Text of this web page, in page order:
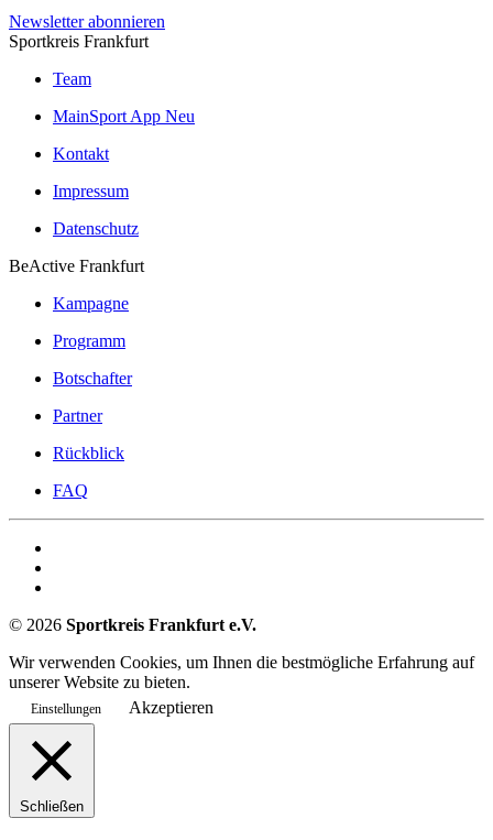
Newsletter abonnieren
Sportkreis Frankfurt
Team
MainSport App Neu
Kontakt
Impressum
Datenschutz
BeActive Frankfurt
Kampagne
Programm
Botschafter
Partner
Rückblick
FAQ
© 2026 Sportkreis Frankfurt e.V.
Wir verwenden Cookies, um Ihnen die bestmögliche Erfahrung auf
unserer Website zu bieten.
Einstellungen Akzeptieren
Schließen